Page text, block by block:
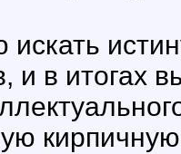
и в итогах